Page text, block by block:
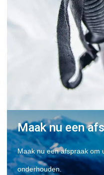
Maak nu een
Maak nu een afspraak om
onderhouden.